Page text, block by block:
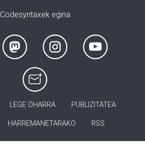
Codesyntaxek egina
LEGE OHARRA PUBLIZITATEA
HARREMANETARAKO RSS